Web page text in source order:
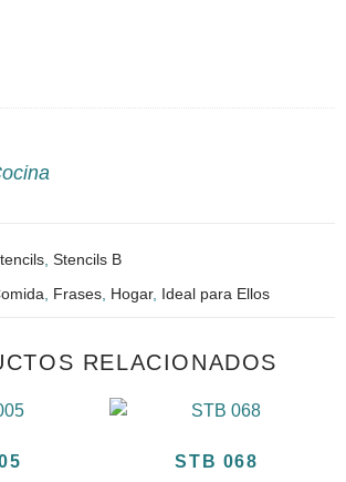
Stencils B
Frases Hogar, Ideal para Ellos
RELACIONADOS
STB 068